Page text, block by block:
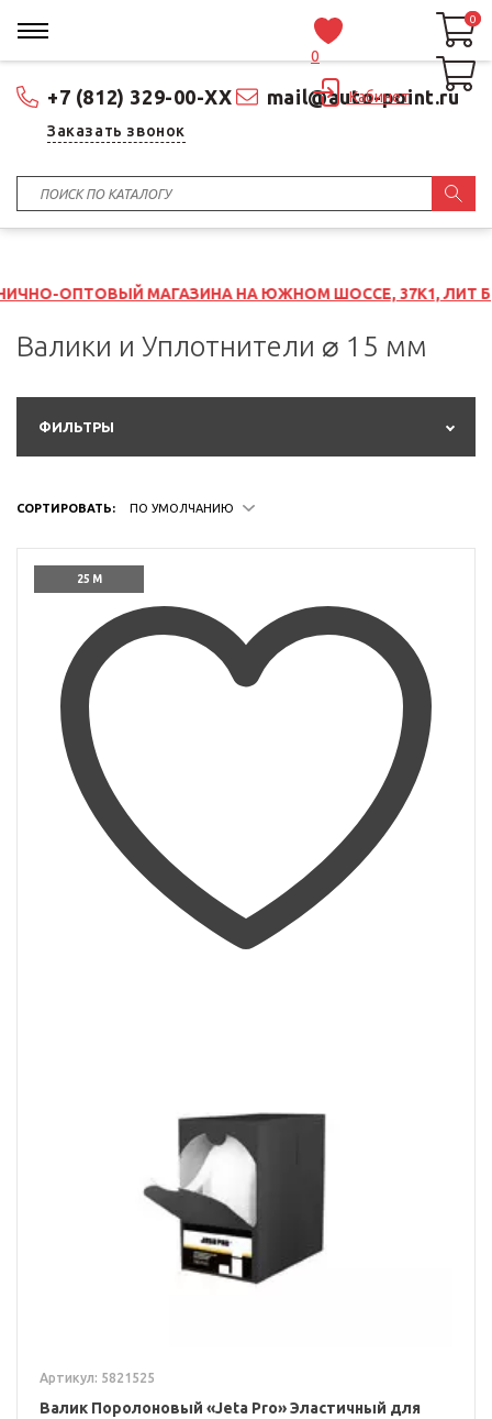
+7 (812) 329-00-XX mail@auto-point.ru
Заказать звонок
0
Кабинет
0
0
МАГАЗИНА НА ЮЖНОМ ШОССЕ, 37К1, ЛИТ Б
Валики и Уплотнители ⌀ 15 мм
ФИЛЬТРЫ
СОРТИРОВАТЬ: ПО УМОЛЧАНИЮ
25 М
Артикул: 5821525
Валик Поролоновый «Jeta Pro» Эластичный для